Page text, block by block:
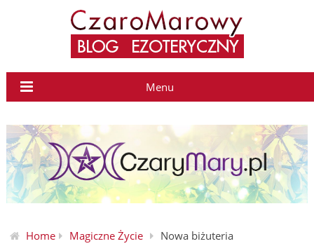
Menu
Home Magiczne Życie Nowa biżuteria